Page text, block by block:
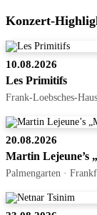
Konzert-
10.08.2026
Les Primitifs
Frank-Loebsches-
20.08.2026
Martin Lejeune’s
Palmengarten ·